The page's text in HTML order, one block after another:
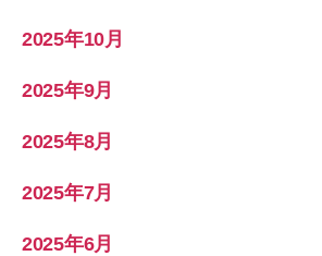
2025年10月
2025年9月
2025年8月
2025年7月
2025年6月